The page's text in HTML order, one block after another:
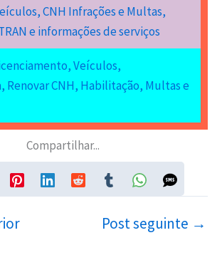
CNH Infrações e Multas,
e informações de serviços
Veículos,
Renovar CNH, Habilitação, Multas e
Compartilhar...
Post seguinte →